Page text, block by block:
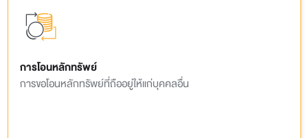
การโอนหลักทรัพย์
การขอโอนหลักทรัพย์ที่ถืออยู่ให้แก่บุคคลอื่น